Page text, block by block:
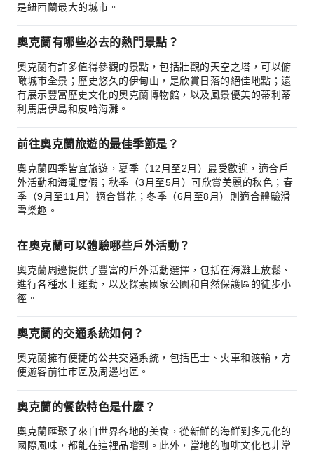
是紐西蘭最大的城市。
奧克蘭有哪些必去的熱門景點？
奧克蘭有許多值得參觀的景點，包括壯觀的天空之塔，可以俯
瞰城市全景；歷史悠久的伊甸山，是欣賞日落的絕佳地點；還
有展示豐富歷史文化的奧克蘭博物館，以及風景優美的蒂利蒂
利馬唐伊島和皮哈海灘。
前往奧克蘭旅遊的最佳季節是？
奧克蘭四季皆宜旅遊，夏季（12月至2月）最受歡迎，適合戶
外活動和海灘度假；秋季（3月至5月）可欣賞美麗的秋色；春
季（9月至11月）適合賞花；冬季（6月至8月）則適合體驗滑
雪樂趣。
在奧克蘭可以體驗哪些戶外活動？
奧克蘭周邊提供了豐富的戶外活動選擇，包括在海灘上放鬆、
進行各種水上運動，以及探索國家公園和自然保護區的徒步小
徑。
奧克蘭的交通系統如何？
奧克蘭擁有便捷的公共交通系統，包括巴士、火車和渡輪，方
便遊客前往市區及周邊地區。
奧克蘭的餐飲特色是什麼？
奧克蘭匯聚了來自世界各地的美食，從新鮮的海鮮到多元化的
國際風味，都能在這裡品嚐到。此外，當地的咖啡文化也非常